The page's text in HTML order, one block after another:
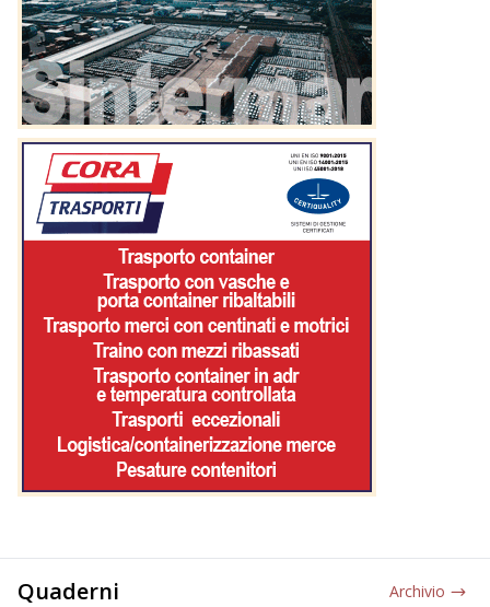
Quaderni Archivio